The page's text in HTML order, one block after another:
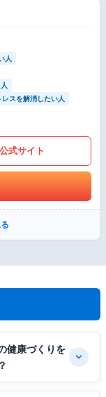
人
レスを解消したい人
公式サイト
健康づくりを